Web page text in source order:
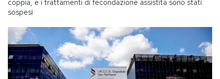
coppia, e i trattamenti di fecondazione assistita sono stati
sospesi